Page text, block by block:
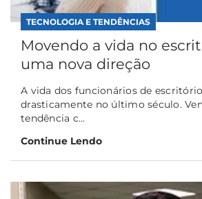
TECNOLOGIA E TENDÊNCIAS
Movendo a vida no
uma nova direção
A vida dos funcionários de
drasticamente no último século.
tendência c...
Continue Lendo